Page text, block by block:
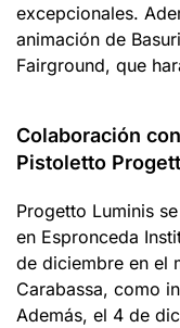
excepcionales.
animación de
Fairground, que
Colaboración
Pistoletto
Progetto Luminis
en Espronceda
de diciembre en el
Carabassa, como
Además, el 4 de